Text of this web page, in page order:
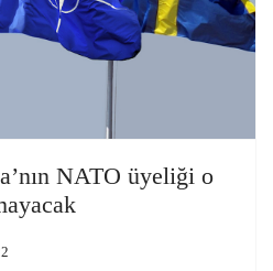
NATO üyeliği o